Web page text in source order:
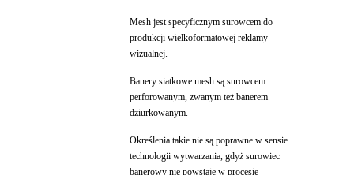
Mesh jest specyficznym surowcem do
produkcji wielkoformatowej reklamy
wizualnej.
Banery siatkowe mesh są surowcem
perforowanym, zwanym też banerem
dziurkowanym.
Określenia takie nie są poprawne w sensie
technologii wytwarzania, gdyż surowiec
banerowy nie powstaje w procesie